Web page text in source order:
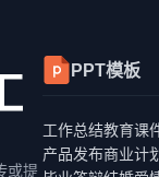
或提
PPT模板
工作总结教育课
产品发布商业计